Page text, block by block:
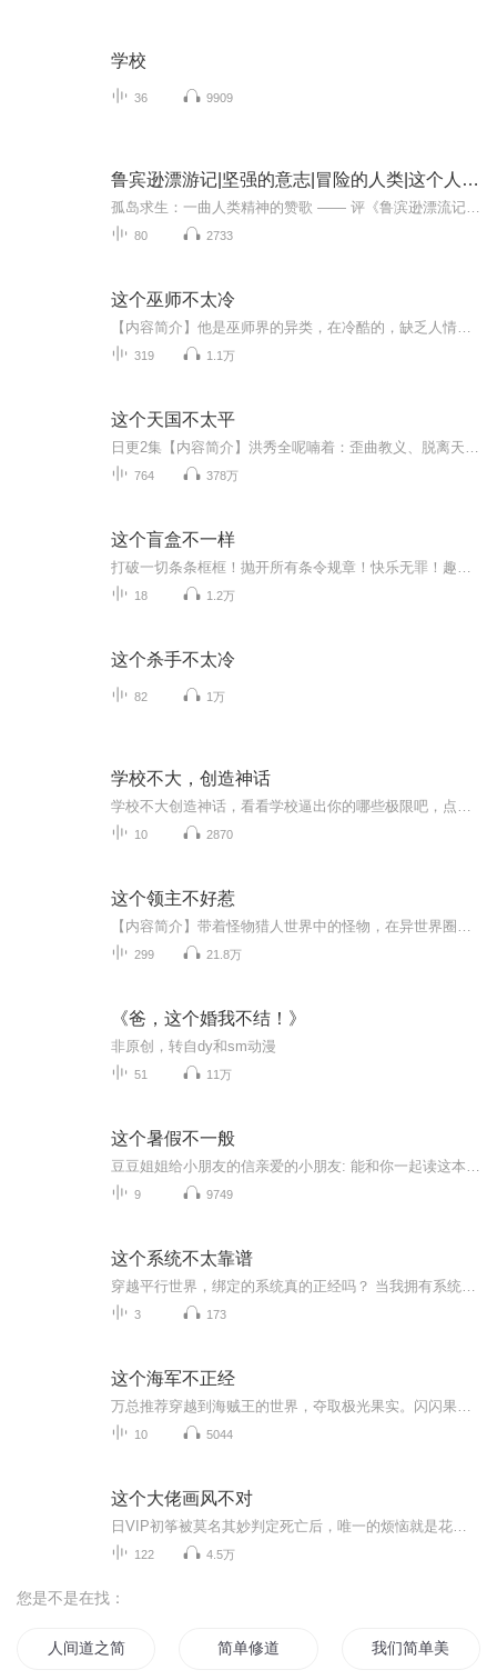
学校
36 9909
鲁宾逊漂游记|坚强的意志|冒险的人类|这个人不简单
80 2733
这个巫师不太冷
319 1.1万
这个天国不太平
764 378万
这个盲盒不一样
18 1.2万
这个杀手不太冷
82 1万
学校不大，创造神话
10 2870
这个领主不好惹
299 21.8万
《爸，这个婚我不结！》
非原创，转自dy和sm动漫
51 11万
这个暑假不一般
9 9749
这个系统不太靠谱
3 173
这个海军不正经
10 5044
这个大佬画风不对
122 4.5万
您是不是在找：
人间道之简单生活 简单修道 我们简单美好的